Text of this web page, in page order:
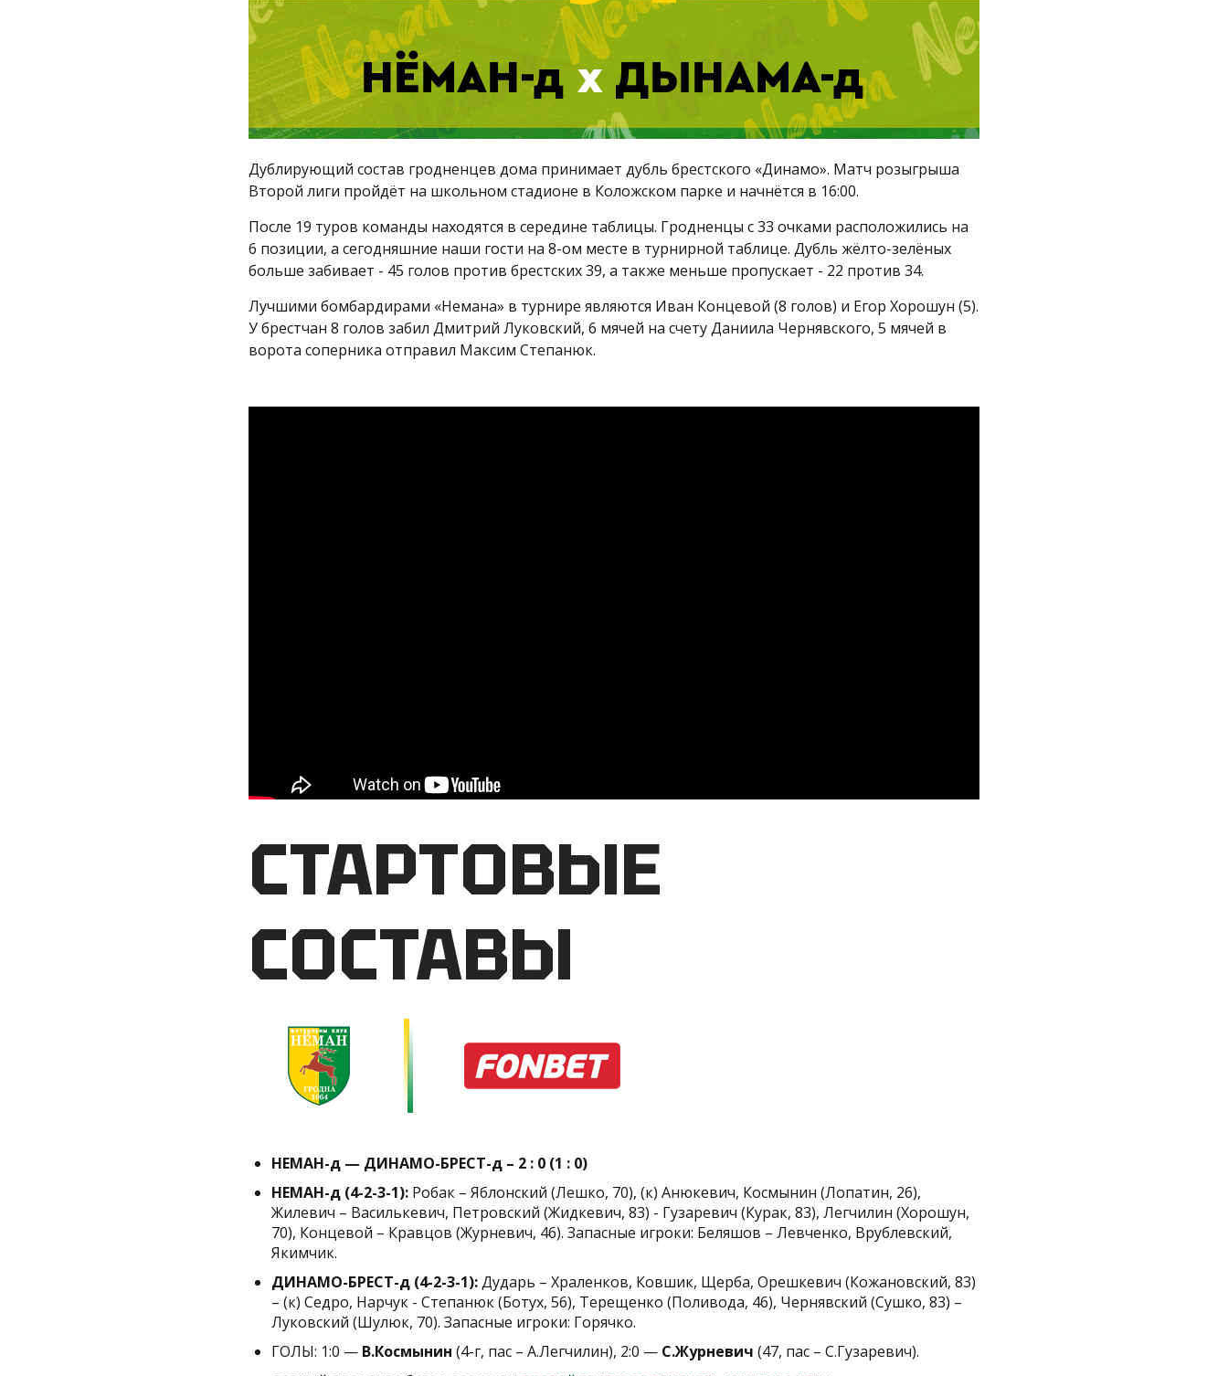
Дублирующий состав гродненцев дома принимает дубль брестского «Динамо». Матч розыгрыша
Второй лиги пройдёт на школьном стадионе в Коложском парке и начнётся в 16:00.
После 19 туров команды находятся в середине таблицы. Гродненцы с 33 очками расположились на
6 позиции, а сегодняшние наши гости на 8-ом месте в турнирной таблице. Дубль жёлто-зелёных
больше забивает - 45 голов против брестских 39, а также меньше пропускает - 22 против 34.
Лучшими бомбардирами «Немана» в турнире являются Иван Концевой (8 голов) и Егор Хорошун (5).
У брестчан 8 голов забил Дмитрий Луковский, 6 мячей на счету Даниила Чернявского, 5 мячей в
ворота соперника отправил Максим Степанюк.
СТАРТОВЫЕ
СОСТАВЫ
НЕМАН-д — ДИНАМО-БРЕСТ-д – 2 : 0 (1 : 0)
НЕМАН-д (4-2-3-1): Робак – Яблонский (Лешко, 70), (к) Анюкевич, Космынин (Лопатин, 26),
Жилевич – Василькевич, Петровский (Жидкевич, 83) - Гузаревич (Курак, 83), Легчилин (Хорошун,
70), Концевой – Кравцов (Журневич, 46). Запасные игроки: Беляшов – Левченко, Врублевский,
Якимчик.
ДИНАМО-БРЕСТ-д (4-2-3-1):Дударь – Храленков, Ковшик, Щерба, Орешкевич (Кожановский, 83)
– (к) Седро, Нарчук - Степанюк (Ботух, 56), Терещенко (Поливода, 46), Чернявский (Сушко, 83) –
Луковский (Шулюк, 70). Запасные игроки: Горячко.
ГОЛЫ: 1:0 — В.Космынин (4-г, пас – А.Легчилин), 2:0 — С.Журневич (47, пас – С.Гузаревич).